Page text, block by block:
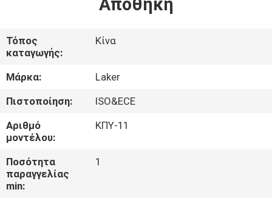
ΣΧΕΤΙΚΆ
ΜΕ
ΕΜΆΣ
ΓΎΡΟΣ
ΕΡΓΟΣΤΑΣΊΩΝ
Τόπος
καταγωγής:
Κίνα
Μάρκα:
Laker
Πιστοποίηση:
ISO&ECE
Αριθμό
μοντέλου:
ΚΠΥ-11
Ποσότητα
παραγγελίας
min:
1